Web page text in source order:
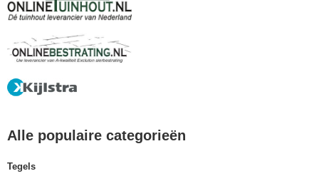
Alle populaire categorieën
Tegels